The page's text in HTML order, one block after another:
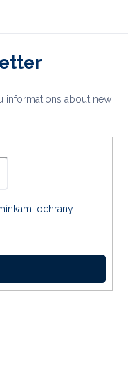
informations about new
ochrany